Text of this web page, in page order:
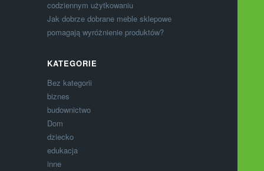
codziennym użytkowaniu
Jak dobrze dobrane meble sklepowe
pomagają wyróżnienie produktów?
KATEGORIE
Bez kategorii
biznes
budownictwo
Dom
dziecko
edukacja
inne